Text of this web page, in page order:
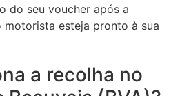
do seu voucher após a
motorista esteja pronto à sua
a recolha no